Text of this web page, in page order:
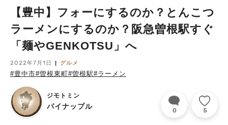
【豊中】フォーにするのか？とんこつ
ラーメンにするのか？阪急曽根駅すぐ
「麺やGENKOTSU」へ
2022年7月1日 グルメ
#豊中市#曽根東町#曽根駅#ラーメン
ジモトミン
パイナップル 0 5